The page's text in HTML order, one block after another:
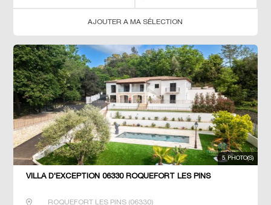
AJOUTER A MA SÉLECTION
5 PHOTO(S)
VILLA D'EXCEPTION 06330 ROQUEFORT LES PINS
ROQUEFORT LES PINS(06330)